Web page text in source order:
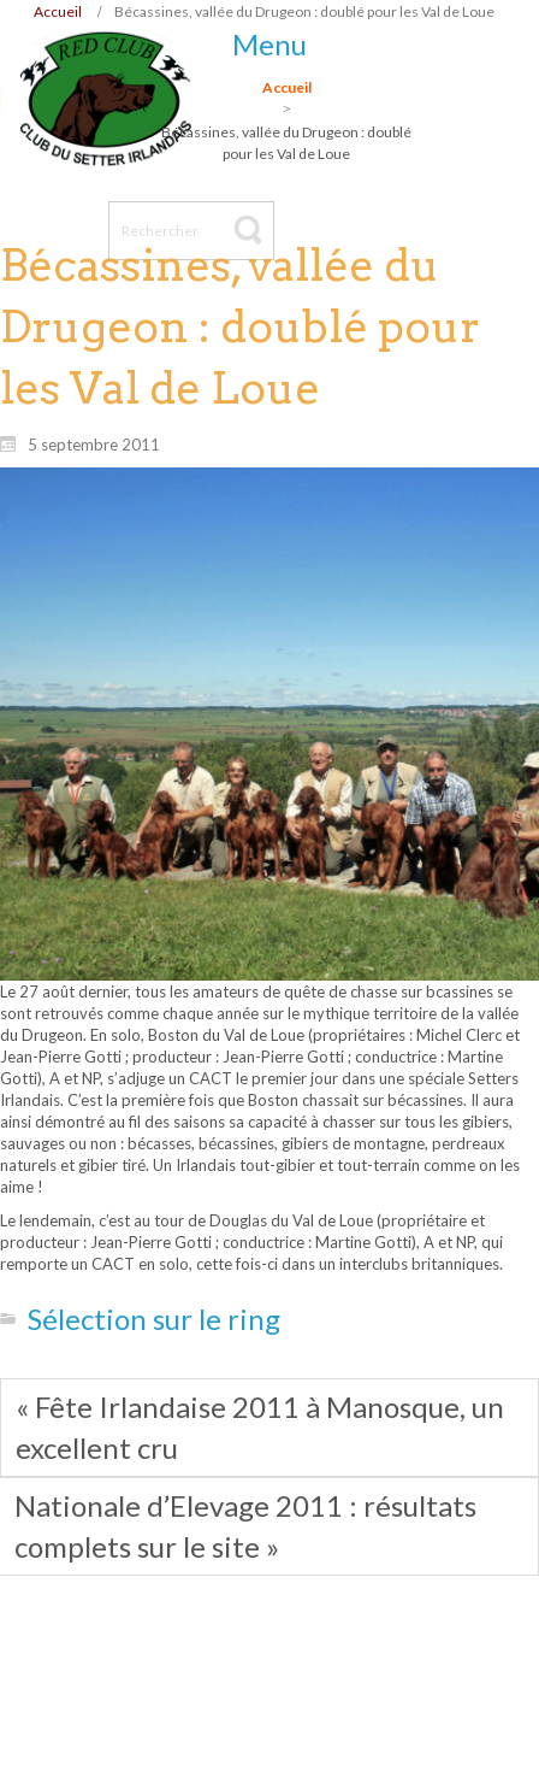
Accueil Bécassines, vallée du Drugeon : doublé pour les Val de Loue
Menu
Accueil
Bécassines, vallée du Drugeon : doublé
pour les Val de Loue
Bécassines, vallée du
Drugeon : doublé pour
les Val de Loue
5 septembre 2011
Le 27 août dernier, tous les amateurs de quête de chasse sur bcassines se
sont retrouvés comme chaque année sur le mythique territoire de la vallée
du Drugeon. En solo, Boston du Val de Loue (propriétaires : Michel Clerc et
Jean-Pierre Gotti ; producteur : Jean-Pierre Gotti ; conductrice : Martine
Gotti), A et NP, s’adjuge un CACT le premier jour dans une spéciale Setters
Irlandais. C’est la première fois que Boston chassait sur bécassines. Il aura
ainsi démontré au fil des saisons sa capacité à chasser sur tous les gibiers,
sauvages ou non : bécasses, bécassines, gibiers de montagne, perdreaux
naturels et gibier tiré. Un Irlandais tout-gibier et tout-terrain comme on les
aime !
Le lendemain, c’est au tour de Douglas du Val de Loue (propriétaire et
producteur : Jean-Pierre Gotti ; conductrice : Martine Gotti), A et NP, qui
remporte un CACT en solo, cette fois-ci dans un interclubs britanniques.
Sélection sur le ring
« Fête Irlandaise 2011 à Manosque, un
excellent cru
Nationale d’Elevage 2011 : résultats
complets sur le site »